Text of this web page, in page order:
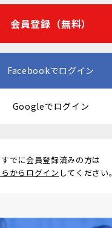
会員登録（無料）
Facebookでログイン
Googleでログイン
すでに会員登録済みの方は
からログイン してください。